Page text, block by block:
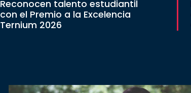
Reconocen talento estudiantil
con el Premio a la Excelencia
Ternium 2026